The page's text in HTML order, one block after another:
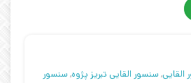
القایی, سنسور القایی تبریز پژوه, سنسور